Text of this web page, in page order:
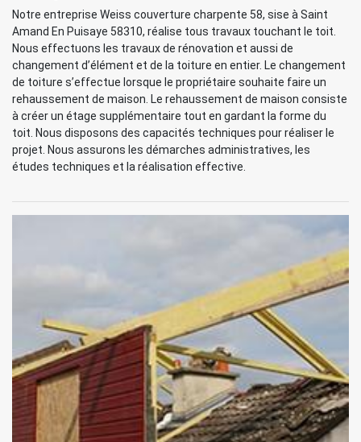
Notre entreprise Weiss couverture charpente 58, sise à Saint
Amand En Puisaye 58310, réalise tous travaux touchant le toit.
Nous effectuons les travaux de rénovation et aussi de
changement d’élément et de la toiture en entier. Le changement
de toiture s’effectue lorsque le propriétaire souhaite faire un
rehaussement de maison. Le rehaussement de maison consiste
à créer un étage supplémentaire tout en gardant la forme du
toit. Nous disposons des capacités techniques pour réaliser le
projet. Nous assurons les démarches administratives, les
études techniques et la réalisation effective.